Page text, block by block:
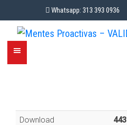
Whatsapp: 313 393 0936
Download 443